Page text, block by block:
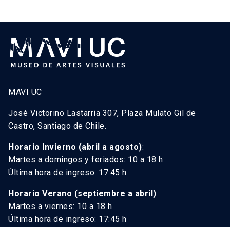
MAVI UC
José Victorino Lastarria 307, Plaza Mulato Gil de
Castro, Santiago de Chile.
Horario Invierno (abril a agosto):
Martes a domingos y feriados: 10 a 18 h
Última hora de ingreso: 17:45 h
Horario Verano (septiembre a abril)
Martes a viernes: 10 a 18 h
Última hora de ingreso: 17:45 h